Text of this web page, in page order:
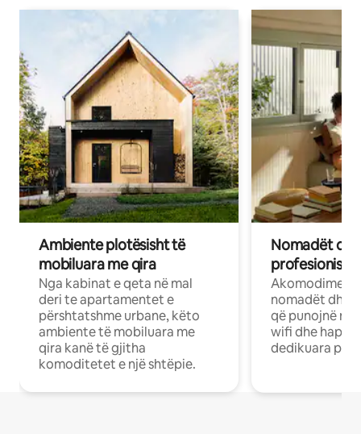
Ambiente plotësisht të
mobiluara me qira
Nga kabinat e qeta në mal
deri te apartamentet e
përshtatshme urbane, këto
ambiente të mobiluara me
qira kanë të gjitha
komoditetet e një shtëpie.
Nomadët
Akomodime
nomadët dhe
që punojnë në
wifi dhe
dedikuara